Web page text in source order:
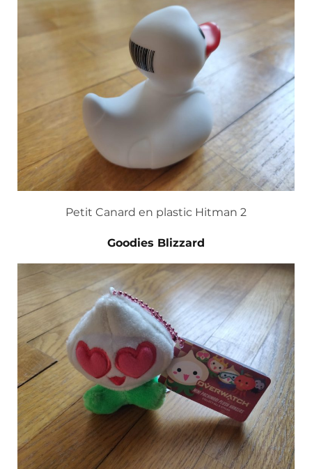
Petit Canard en plastic Hitman 2
Goodies Blizzard